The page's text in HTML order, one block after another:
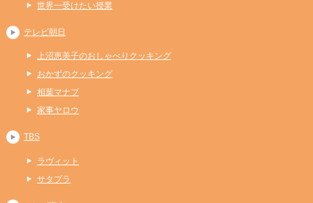
世界一受けたい授業
テレビ朝日
上沼恵美子のおしゃべりクッキング
おかずのクッキング
相葉マナブ
家事ヤロウ
TBS
ラヴィット
サタプラ